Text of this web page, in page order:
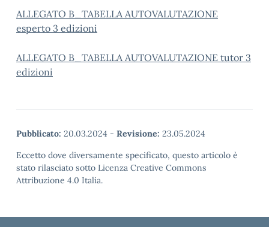
ALLEGATO B_TABELLA AUTOVALUTAZIONE
esperto 3 edizioni
ALLEGATO B_TABELLA AUTOVALUTAZIONE tutor 3
edizioni
Pubblicato: 20.03.2024 - Revisione: 23.05.2024
Eccetto dove diversamente specificato, questo articolo è
stato rilasciato sotto Licenza Creative Commons
Attribuzione 4.0 Italia.